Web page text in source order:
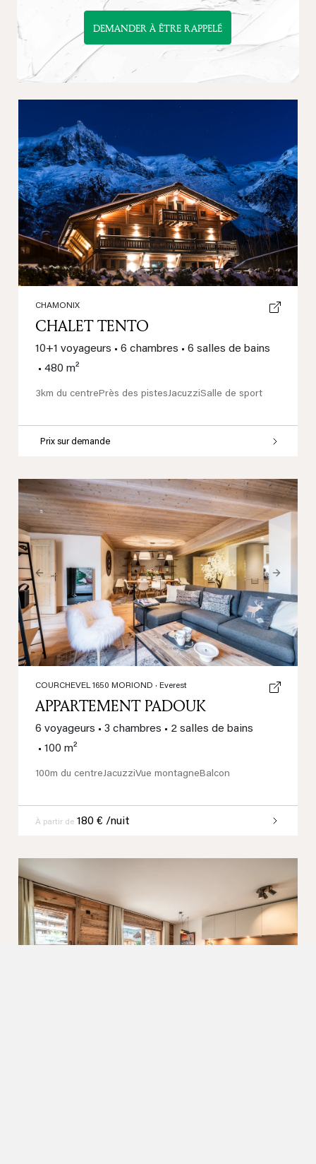
DEMANDER À ÊTRE RAPPELÉ
Previous Next
COURCHEVEL 1650 MORIOND · Everest
APPARTEMENT PADOUK
6 voyageurs • 3 chambres • 2 salles de bains
• 100 m²
100m du centreJacuzziVue montagneBalcon
À partir de 180 € /nuit
Previous Next
CHAMONIX
CHALET TENTO
10+1 voyageurs • 6 chambres • 6 salles de bains
• 480 m²
3km du centrePrès des pistesJacuzziSalle de sport
Prix sur demande